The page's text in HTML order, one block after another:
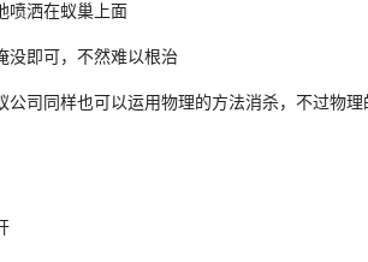
喷洒在蚁巢上面
没即可，不然难以根治
公司同样也可以运用物理的方法消杀，不过物